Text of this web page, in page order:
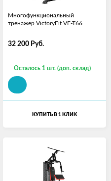
Многофункциональный
тренажер VictoryFit VF-T66
32 200 Руб.
Осталось 1 шт. (доп. склад)
КУПИТЬ В 1 КЛИК